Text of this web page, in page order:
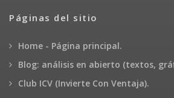
Páginas del sitio
Home - Página principal.
Blog: análisis en abierto (textos,
Club ICV (Invierte Con Ventaja).